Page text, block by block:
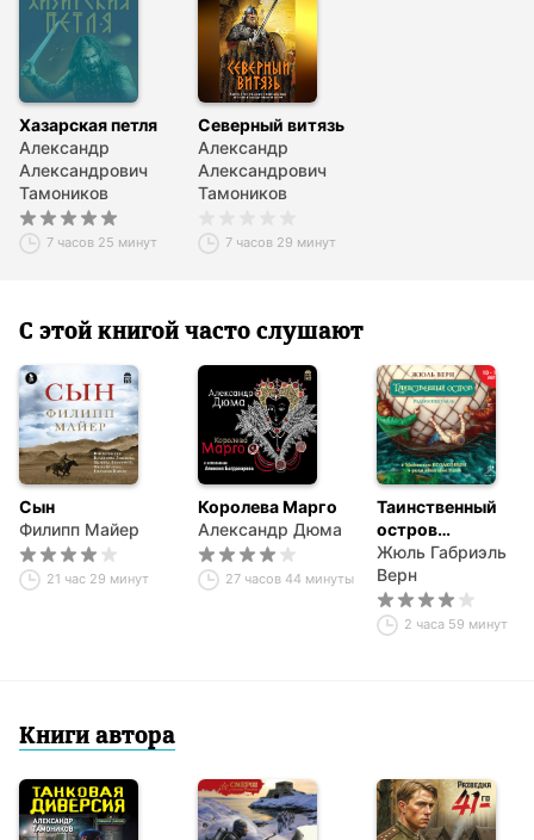
Хазарская петля
Александр
Александрович
Тамоников
7 часов 25 минут
Северный витязь
Александр
Александрович
Тамоников
7 часов 29 минут
С этой книгой часто слушают
Сын
Филипп Майер
21 час 29 минут
Королева Марго
Александр Дюма
27 часов 44 минуты
Таинственный
остров
(спектакль)
Жюль Габриэль
Верн
2 часа 59 минут
Книги автора